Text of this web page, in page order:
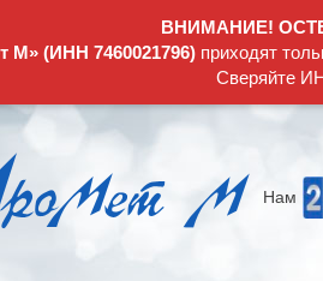
ВНИМАНИЕ!
(ИНН 7460021796)приходят
Сверяйте
Нам